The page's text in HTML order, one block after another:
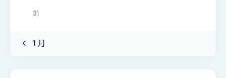
31
« 1 月